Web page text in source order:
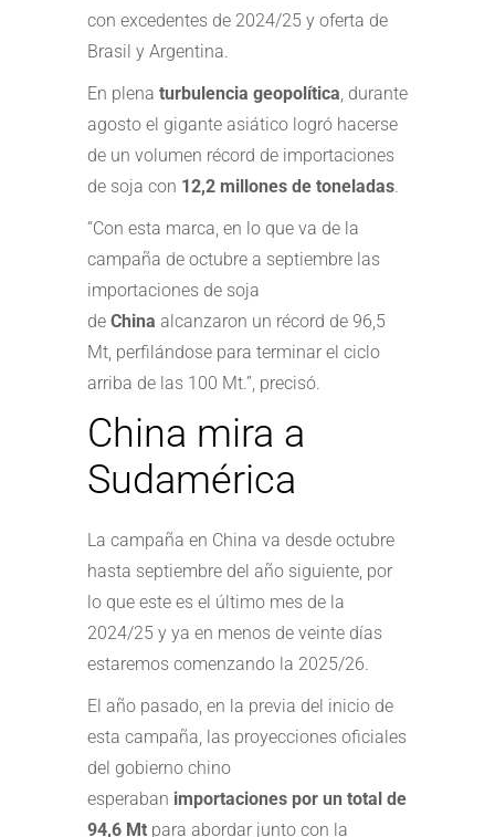
con excedentes de 2024/25 y oferta de
Brasil y Argentina.
En plena turbulencia geopolítica, durante
agosto el gigante asiático logró hacerse
de un volumen récord de importaciones
de soja con 12,2 millones de toneladas.
“Con esta marca, en lo que va de la
campaña de octubre a septiembre las
importaciones de soja
de China alcanzaron un récord de 96,5
Mt, perfilándose para terminar el ciclo
arriba de las 100 Mt.”, precisó.
China mira a
Sudamérica
La campaña en China va desde octubre
hasta septiembre del año siguiente, por
lo que este es el último mes de la
2024/25 y ya en menos de veinte días
estaremos comenzando la 2025/26.
El año pasado, en la previa del inicio de
esta campaña, las proyecciones oficiales
del gobierno chino
esperaban importaciones por un total de
94,6 Mt para abordar junto con la